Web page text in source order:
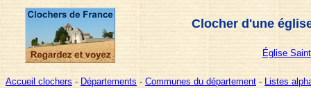
Clocher d'une
Église
Accueil clochers - Départements - Communes du département - Listes